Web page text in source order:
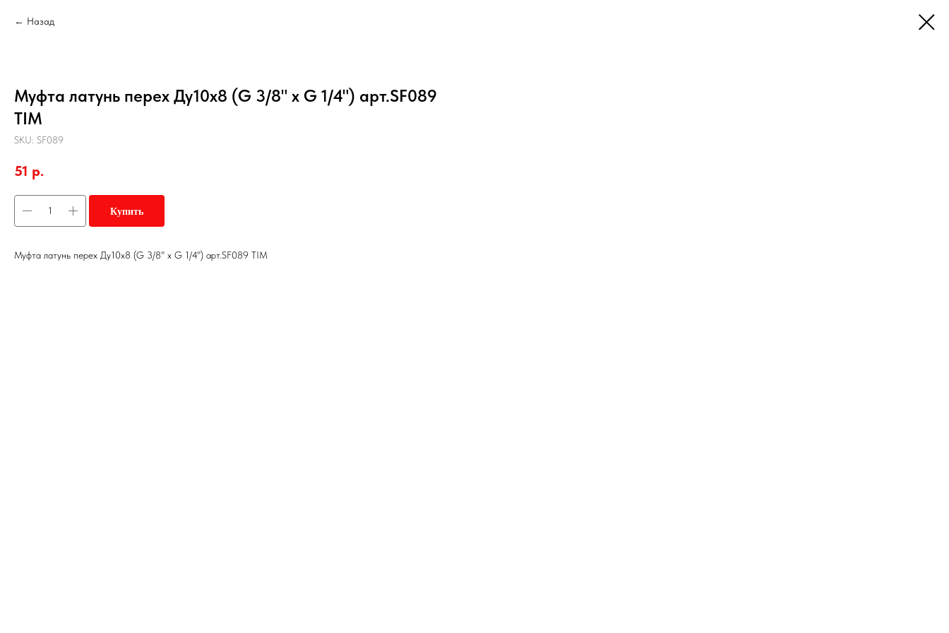
Назад
Муфта латунь перех Ду10х8 (G 3/8" х G 1/4") арт.SF089
TIM
SKU: SF089
51 р.
Купить
Муфта латунь перех Ду10х8 (G 3/8" х G 1/4") арт.SF089 TIM